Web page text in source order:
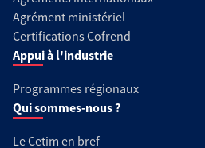
Agrément ministériel
Certifications Cofrend
Appui à l'industrie
Programmes régionaux
Qui sommes-nous ?
Le Cetim en bref